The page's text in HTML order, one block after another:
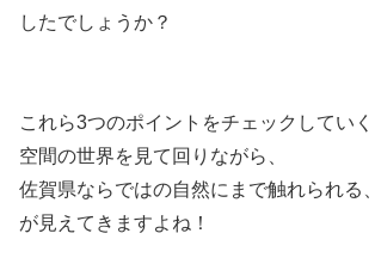
したでしょうか？
これら3つのポイントをチェックしてい
空間の世界を見て回りながら、
佐賀県ならではの自然にまで触れられる、
が見えてきますよね！